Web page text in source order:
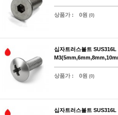
상품가 : 0원 (0)
십자트러스볼트 SUS316L
상품가 : 0원 (0)
십자트러스볼트 SUS316L